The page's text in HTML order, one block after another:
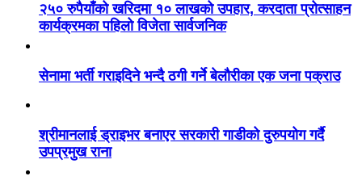
२५० रुपैयाँको खरिदमा १० लाखको उपहार, करदाता प्रोत्साहन
कार्यक्रमका पहिलो विजेता सार्वजनिक
सेनामा भर्ती गराइदिने भन्दै ठगी गर्ने बेलौरीका एक जना पक्राउ
श्रीमानलाई ड्राइभर बनाएर सरकारी गाडीको दुरुपयोग गर्दै
उपप्रमुख राना